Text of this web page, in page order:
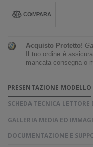
COMPARA
Acquisto Protetto!
Il tuo ordine è
mancata consegna o
PRESENTAZIONE MODELLO
SCHEDA TECNICA LETTORE
GALLERIA MEDIA ED
DOCUMENTAZIONE E